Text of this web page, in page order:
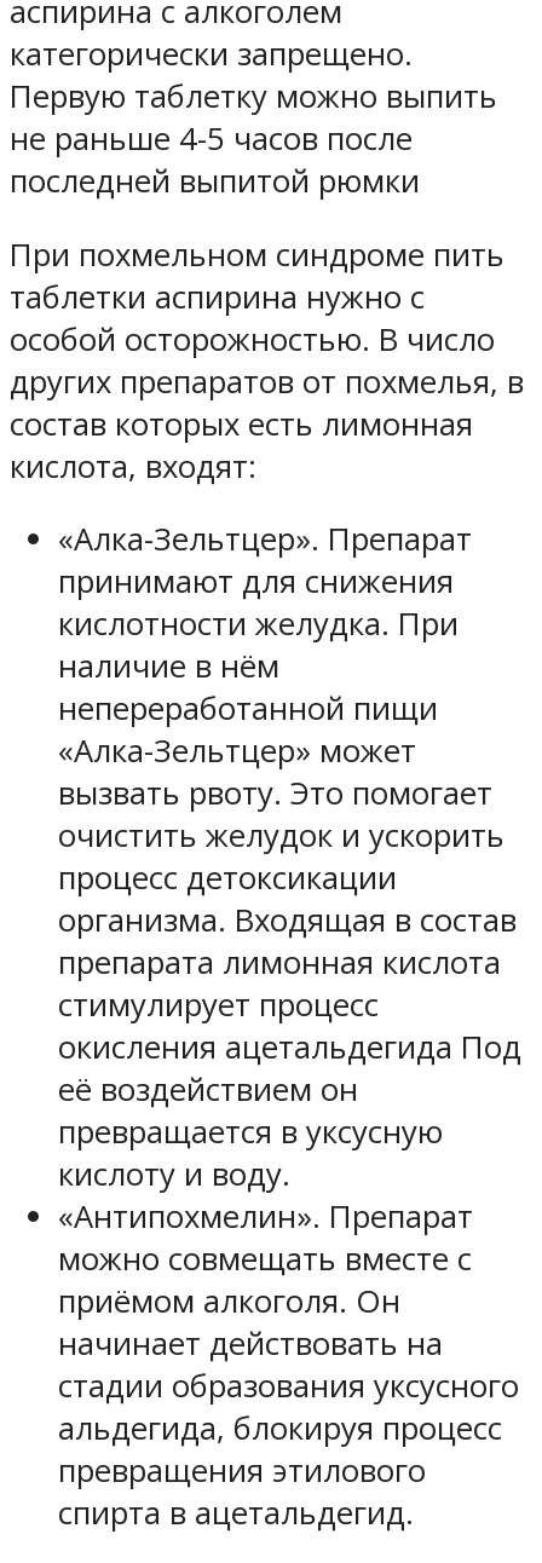
аспирина с алкоголем
категорически запрещено.
Первую таблетку можно выпить
не раньше 4-5 часов после
последней выпитой рюмки
При похмельном синдроме пить
таблетки аспирина нужно с
особой осторожностью. В число
других препаратов от похмелья, в
состав которых есть лимонная
кислота, входят:
«Алка-Зельтцер». Препарат
принимают для снижения
кислотности желудка. При
наличие в нём
непереработанной пищи
«Алка-Зельтцер» может
вызвать рвоту. Это помогает
очистить желудок и ускорить
процесс детоксикации
организма. Входящая в состав
препарата лимонная кислота
стимулирует процесс
окисления ацетальдегида Под
её воздействием он
превращается в уксусную
кислоту и воду.
«Антипохмелин». Препарат
можно совмещать вместе с
приёмом алкоголя. Он
начинает действовать на
стадии образования уксусного
альдегида, блокируя процесс
превращения этилового
спирта в ацетальдегид.